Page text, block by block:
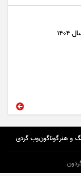
و هنرگوناگونوب گردی